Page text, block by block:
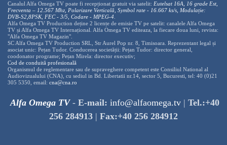
Canalul Alfa Omega TV poate fi recepționat gratuit via satelit: Eutelsat 16A, 16 grade Est,
Frecventa – 12.567 Mhz, Polarizare Verticală, Symbol rate - 16.667 ks/s, Modulație:
DVB-S2,8PSK, FEC - 3/5, Codare - MPEG-4
Alfa Omega TV Production deține 2 licențe de emisie TV pe satelit: canalele Alfa Omega
TV și Alfa Omega TV Internațional. Alfa Omega TV editeaza, la fiecare doua luni, revista:
"Alfa Omega TV Magazin".
SC Alfa Omega TV Production SRL, Str Aurel Pop nr. 8, Timisoara. Reprezentant legal și
asociat unic: Pețan Tudor. Conducerea societății: Pețan Tudor: director general,
coodonator programe; Pețan Mirela: director executiv;
Cod de conduită profesională
Organismul de reglementare sau de supraveghere competent este Consiliul National al
Audiovizualului (CNA), cu sediul in Bd. Libertatii nr.14, sector 5, Bucuresti, tel: 40 (0)21
305 5350, email: cna@cna.ro
Alfa Omega TV- E-mail: info@alfaomega.tv | Tel.:+40
256 284913 | Fax:+40 256 284912